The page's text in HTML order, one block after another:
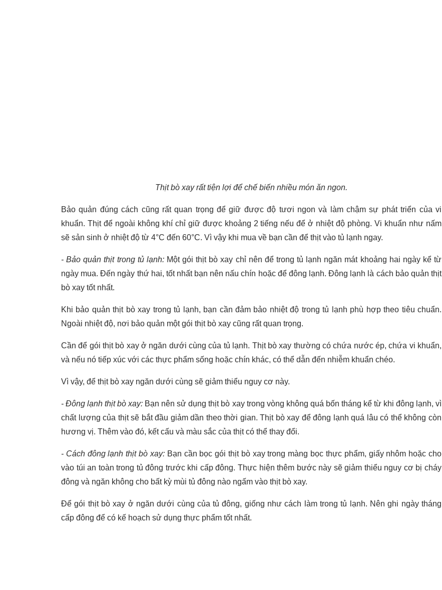
Thịt bò xay rất tiện lợi để chế biến nhiều món ăn ngon.
Bảo quản đúng cách cũng rất quan trọng để giữ được độ tươi ngon và làm chậm sự phát triển của vi
khuẩn. Thịt để ngoài không khí chỉ giữ được khoảng 2 tiếng nếu để ở nhiệt độ phòng. Vi khuẩn như nấm
sẽ sản sinh ở nhiệt độ từ 4°C đến 60°C. Vì vậy khi mua về bạn cần để thịt vào tủ lạnh ngay.
- Bảo quản thịt trong tủ lạnh:Một gói thịt bò xay chỉ nên để trong tủ lạnh ngăn mát khoảng hai ngày kể từ
ngày mua. Đến ngày thứ hai, tốt nhất bạn nên nấu chín hoặc để đông lạnh. Đông lạnh là cách bảo quản thịt
bò xay tốt nhất.
Khi bảo quản thịt bò xay trong tủ lạnh, bạn cần đảm bảo nhiệt độ trong tủ lạnh phù hợp theo tiêu chuẩn.
Ngoài nhiệt độ, nơi bảo quản một gói thịt bò xay cũng rất quan trọng.
Cần để gói thịt bò xay ở ngăn dưới cùng của tủ lạnh. Thịt bò xay thường có chứa nước ép, chứa vi khuẩn,
và nếu nó tiếp xúc với các thực phẩm sống hoặc chín khác, có thể dẫn đến nhiễm khuẩn chéo.
Vì vậy, để thịt bò xay ngăn dưới cùng sẽ giảm thiểu nguy cơ này.
- Đông lạnh thịt bò xay: Bạn nên sử dụng thịt bò xay trong vòng không quá bốn tháng kể từ khi đông lạnh, vì
chất lượng của thịt sẽ bắt đầu giảm dần theo thời gian. Thịt bò xay để đông lạnh quá lâu có thể không còn
hương vị. Thêm vào đó, kết cấu và màu sắc của thịt có thể thay đổi.
- Cách đông lạnh thịt bò xay: Bạn cần bọc gói thịt bò xay trong màng bọc thực phẩm, giấy nhôm hoặc cho
vào túi an toàn trong tủ đông trước khi cấp đông. Thực hiện thêm bước này sẽ giảm thiểu nguy cơ bị cháy
đông và ngăn không cho bất kỳ mùi tủ đông nào ngấm vào thịt bò xay.
Để gói thịt bò xay ở ngăn dưới cùng của tủ đông, giống như cách làm trong tủ lạnh. Nên ghi ngày tháng
cấp đông để có kế hoạch sử dụng thực phẩm tốt nhất.